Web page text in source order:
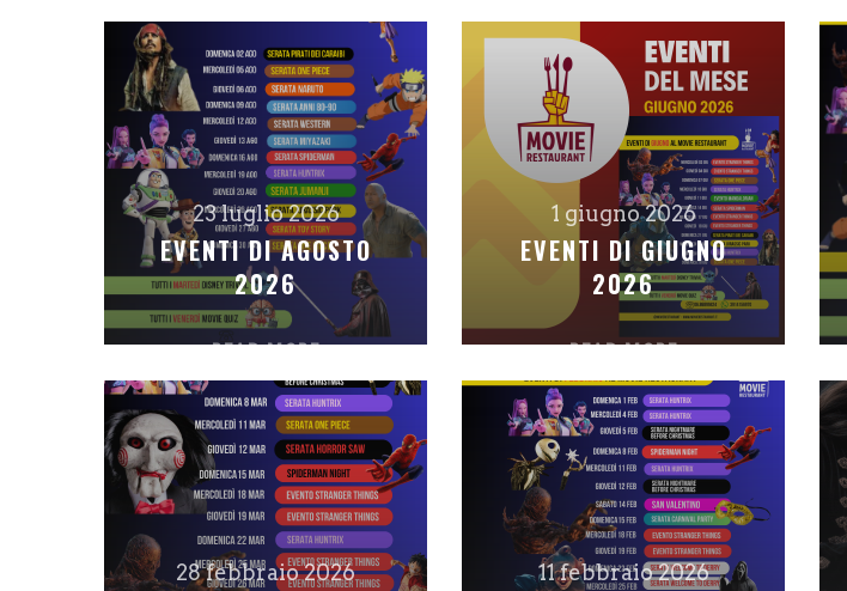
23 luglio 2026
EVENTI DI AGOSTO
2026
READ MORE
1 giugno 2026
EVENTI DI GIUGNO
2026
READ MORE
28 febbraio 2026 11 febbraio 2026